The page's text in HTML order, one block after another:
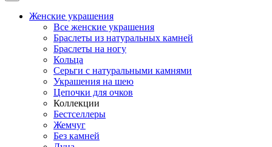
Женские украшения
Все женские украшения
Браслеты из натуральных камней
Браслеты на ногу
Кольца
Серьги с натуральными камнями
Украшения на шею
Цепочки для очков
Коллекции
Бестселлеры
Жемчуг
Без камней